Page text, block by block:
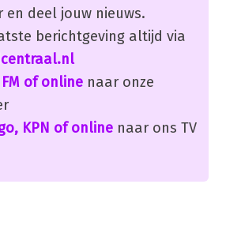
en deel jouw nieuws.
berichtgeving altijd via
of onlinenaar onze
KPN of onlinenaar ons TV